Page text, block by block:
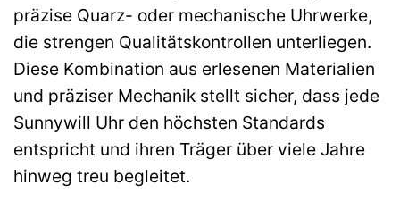
präzise Quarz- oder mechanische Uhrwerke,
die strengen Qualitätskontrollen unterliegen.
Diese Kombination aus erlesenen Materialien
und präziser Mechanik stellt sicher, dass jede
Sunnywill Uhr den höchsten Standards
entspricht und ihren Träger über viele Jahre
hinweg treu begleitet.